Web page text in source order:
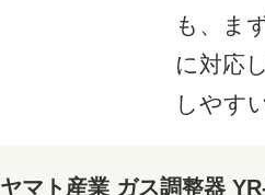
も、ま
に対応
しやす
ヤマト産業 ガス調整器